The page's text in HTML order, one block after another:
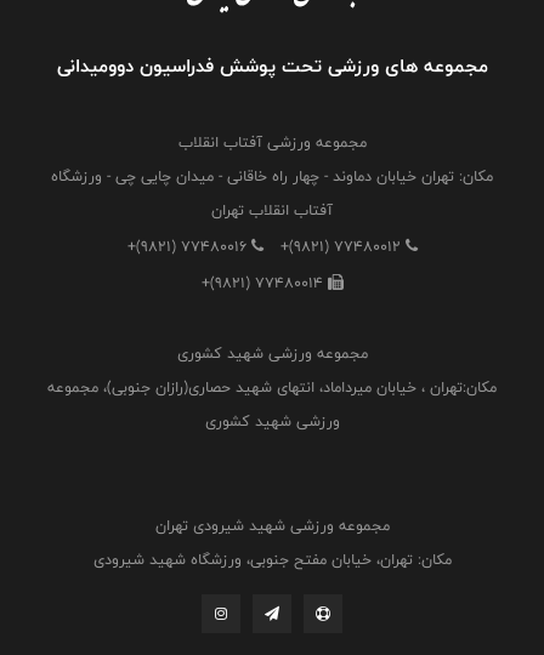
مجموعه های ورزشی تحت پوشش فدراسیون دوومیدانی
مجموعه ورزشی آفتاب انقلاب
مکان: تهران خیابان دماوند - چهار راه خاقانی - میدان چایی چی - ورزشگاه
آفتاب انقلاب تهران
+(9821) 77480012
+(9821) 77480016
+(9821) 77480014
مجموعه ورزشی شهید کشوری
مکان:تهران ، خیابان میرداماد، انتهای شهید حصاری(رازان جنوبی)، مجموعه
ورزشی شهید کشوری
مجموعه ورزشی شهید شیرودی تهران
مکان: تهران، خیابان مفتح جنوبی، ورزشگاه شهید شیرودی